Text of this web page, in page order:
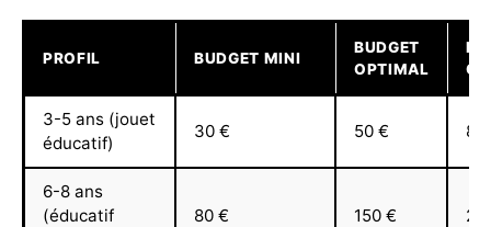
PROFIL BUDGET MINI
BUDGET
OPTIMAL
3-5 ans (jouet
éducatif)
30 € 50 € 80
6-8 ans
(éducatif
80 € 150 €